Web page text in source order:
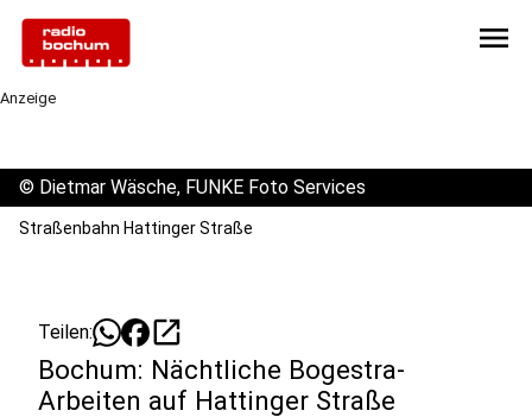
menu
Anzeige
© Dietmar Wäsche, FUNKE Foto Services
Straßenbahn Hattinger Straße
Teilen: open_in_new
Bochum: Nächtliche Bogestra-
Arbeiten auf Hattinger Straße